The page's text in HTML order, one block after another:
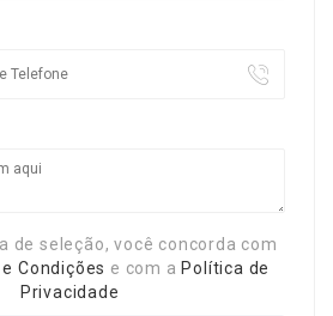
de seleção, você concorda com
Condições e com a Política de
Privacidade